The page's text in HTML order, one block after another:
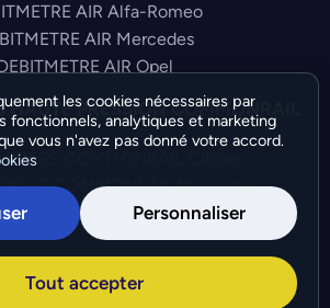
AIR Alfa-Romeo
AIR Mercedes
AIR Opel
HAUTE PRESSION COMMONRAIL
PRESS COMMONRAIL Citroen
COMMONRAIL Mercedes
PRESS COMMONRAIL Fiat
2026 - Tous droits réservés -
de cookies-Gérer mes cookies
les cookies nécessaires par
fonctionnels, analytiques et marketing
vous n'avez pas donné votre accord.
Personnaliser
Tout accepter